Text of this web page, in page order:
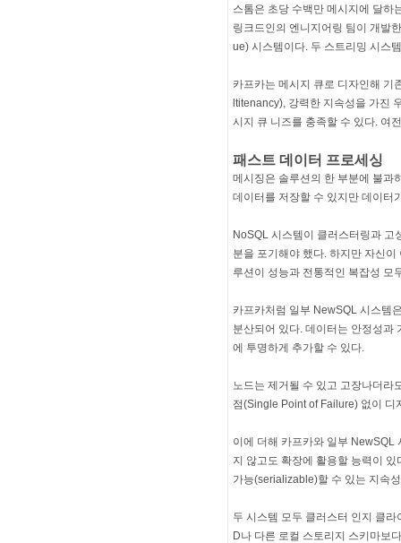
스톰은 초당 수백만 메시지에 달하
링크드인의 엔니지어링 팀이 개발
ue) 시스템이다. 두 스트리밍 시스
카프카는 메시지 큐로 디자인해 기
ltitenancy), 강력한 지속성을 가진
시지 큐 니즈를 충족할 수 있다. 여
패스트 데이터 프로세싱
메시징은 솔루션의 한 부분에 불과
데이터를 저장할 수 있지만 데이터
NoSQL 시스템이 클러스터링과 고
분을 포기해야 했다. 하지만 자신
루션이 성능과 전통적인 복잡성 모
카프카처럼 일부 NewSQL 시스템
분산되어 있다. 데이터는 안정성과
에 투명하게 추가할 수 있다.
노드는 제거될 수 있고 고장나더라
점(Single Point of Failure) 없이 디
이에 더해 카프카와 일부
지 않고도 확장에 활용할 능력이
가능(serializable)할 수 있는 지속
두 시스템 모두 클러스터 인지 클
D나 다른 로컬 스토리지 스키마보